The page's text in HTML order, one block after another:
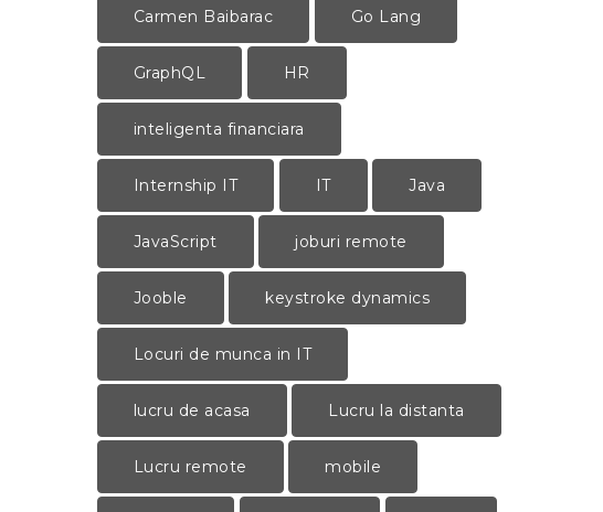
Carmen Baibarac Go Lang
GraphQL HR
inteligenta financiara
Internship IT IT Java
JavaScript joburi remote
Jooble keystroke dynamics
Locuri de munca in IT
lucru de acasa Lucru la distanta
Lucru remote mobile